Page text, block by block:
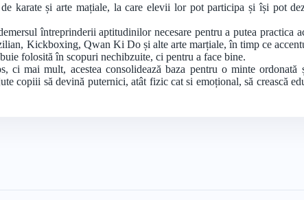
karate și arte mațiale, la care elevii lor pot participa și își pot
întreprinderii aptitudinilor necesare pentru a putea practica
Kickboxing, Qwan Ki Do și alte arte marțiale, în timp ce
folosită în scopuri nechibzuite, ci pentru a face bine.
mai mult, acestea consolidează baza pentru o minte ordonată
copiii să devină puternici, atât fizic cat si emoțional, să crească